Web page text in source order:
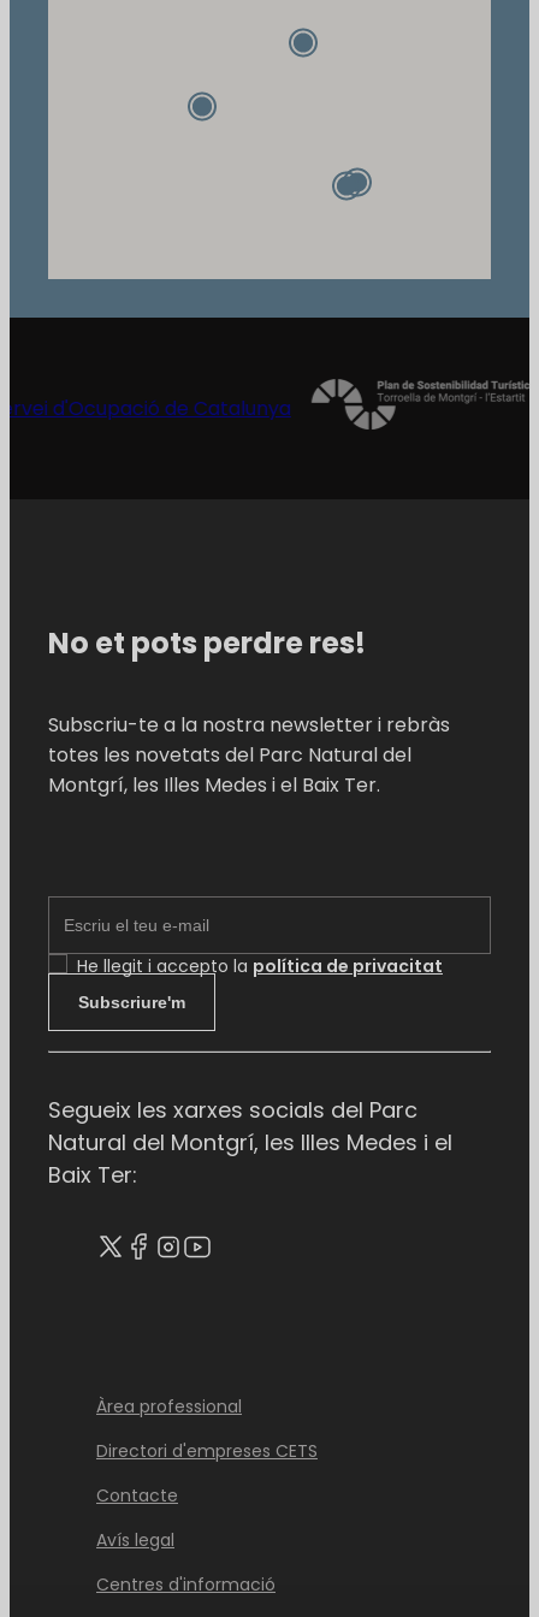
No et pots perdre res!
Subscriu-te a la nostra newsletter i rebràs
totes les novetats del Parc Natural del
Montgrí, les Illes Medes i el Baix Ter.
He llegit i accepto la política de privacitat
Subscriure'm
Segueix les xarxes socials del Parc
Natural del Montgrí, les Illes Medes i el
Baix Ter:
Àrea professional
Directori d'empreses CETS
Contacte
Avís legal
Centres d'informació